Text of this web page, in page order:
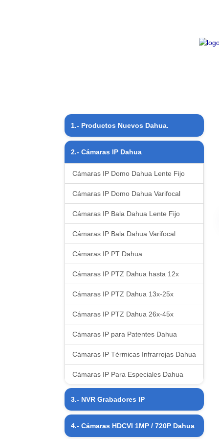
1.- Productos Nuevos Dahua.
2.- Cámaras IP Dahua
Cámaras IP Domo Dahua Lente Fijo
Cámaras IP Domo Dahua Varifocal
Cámaras IP Bala Dahua Lente Fijo
Cámaras IP Bala Dahua Varifocal
Cámaras IP PT Dahua
Cámaras IP PTZ Dahua hasta 12x
Cámaras IP PTZ Dahua 13x-25x
Cámaras IP PTZ Dahua 26x-45x
Cámaras IP para Patentes Dahua
Cámaras IP Térmicas Infrarrojas Dahua
Cámaras IP Para Especiales Dahua
3.- NVR Grabadores IP
4.- Cámaras HDCVI 1MP / 720P Dahua